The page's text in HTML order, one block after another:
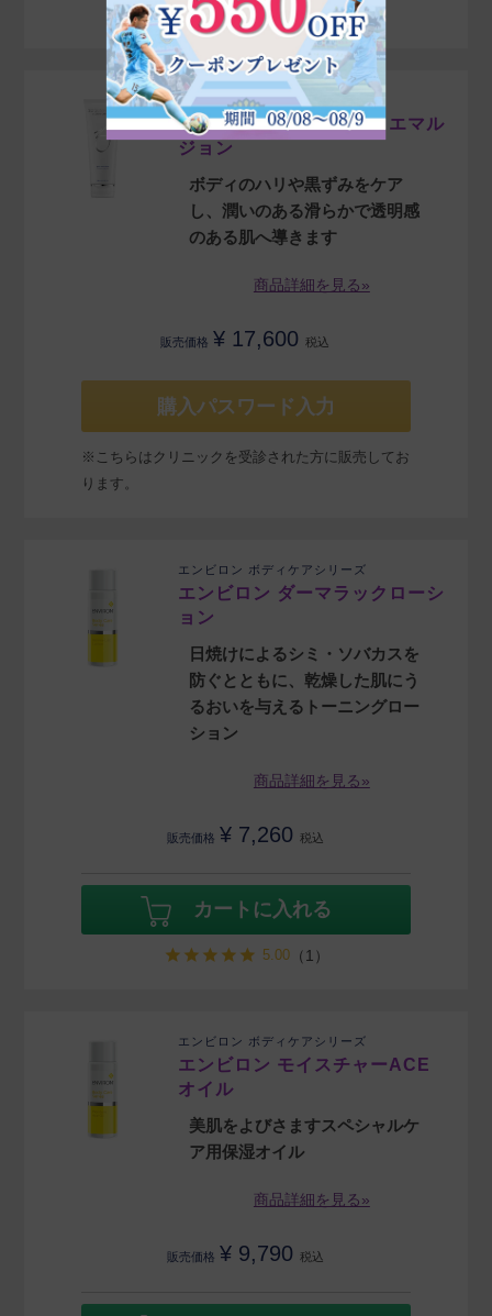
4.48 （66）
ZO SKIN HEALTH
ゼオスキンヘルス ボディエマル
ジョン
ボディのハリや黒ずみをケア
し、潤いのある滑らかで透明感
のある肌へ導きます
商品詳細を見る»
販売価格 ¥ 17,600 税込
購入パスワード入力
※こちらはクリニックを受診された方に販売してお
ります。
エンビロン ボディケアシリーズ
エンビロン ダーマラックローシ
ョン
日焼けによるシミ・ソバカスを
防ぐとともに、乾燥した肌にう
るおいを与えるトーニングロー
ション
商品詳細を見る»
販売価格 ¥ 7,260 税込
カートに入れる
5.00（1）
エンビロン ボディケアシリーズ
エンビロン モイスチャーACE
オイル
美肌をよびさますスペシャルケ
ア用保湿オイル
商品詳細を見る»
販売価格 ¥ 9,790 税込